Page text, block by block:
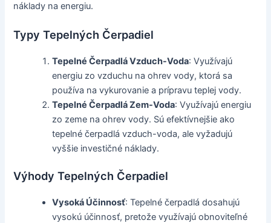
náklady na energiu.
Typy Tepelných Čerpadiel
Tepelné Čerpadlá Vzduch-Voda: Využívajú
energiu zo vzduchu na ohrev vody, ktorá sa
používa na vykurovanie a prípravu teplej vody.
Tepelné Čerpadlá Zem-Voda: Využívajú energiu
zo zeme na ohrev vody. Sú efektívnejšie ako
tepelné čerpadlá vzduch-voda, ale vyžadujú
vyššie investičné náklady.
Výhody Tepelných Čerpadiel
Vysoká Účinnosť: Tepelné čerpadlá dosahujú
vysokú účinnosť, pretože využívajú obnoviteľné